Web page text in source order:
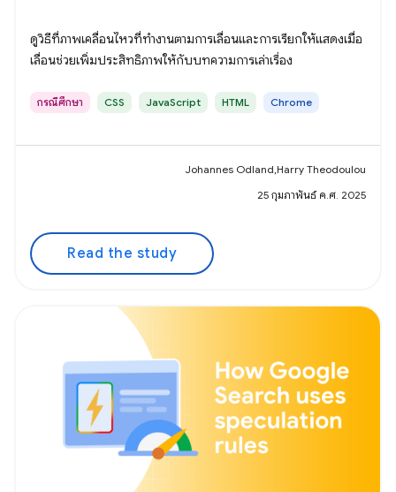
ดูวิธีที่ภาพเคลื่อนไหวที่ทำงานตามการเลื่อนและการเรียกให้แสดงเมื่อ
เลื่อนช่วยเพิ่มประสิทธิภาพให้กับบทความการเล่าเรื่อง
กรณีศึกษา CSS JavaScript HTML Chrome
Johannes Odland,Harry Theodoulou
25 กุมภาพันธ์ ค.ศ. 2025
Read the study